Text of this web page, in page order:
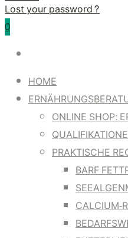
Lost your password?
0
HOME
ONLINE SHOP:
PRAKTISCHE
BARF
CALCIUM-